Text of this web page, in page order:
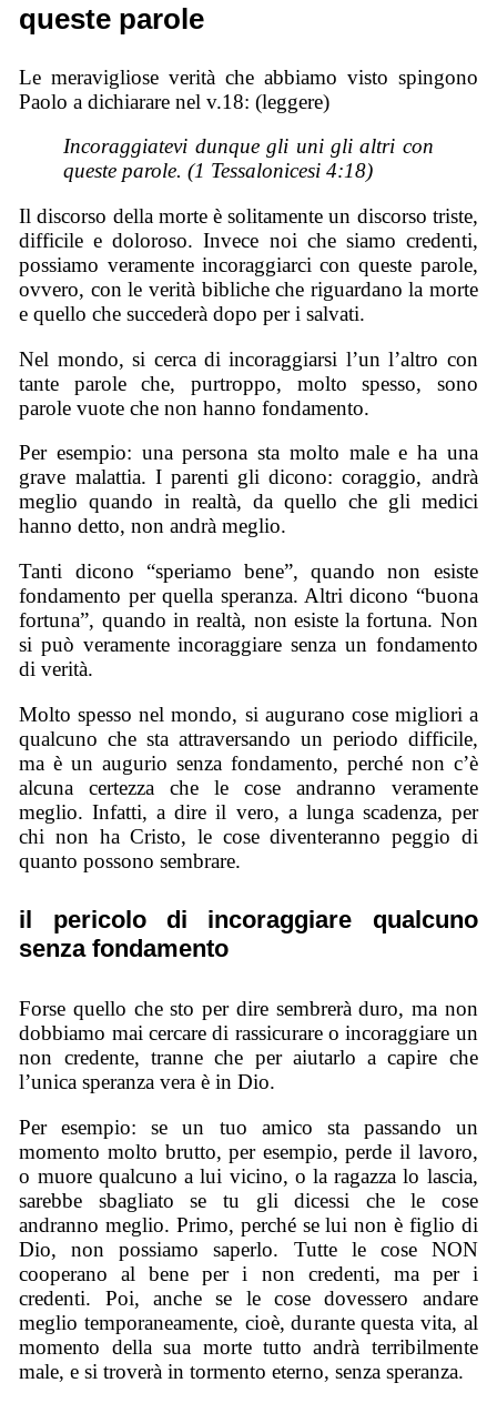
queste parole
Le meravigliose verità che abbiamo visto spingono
Paolo a dichiarare nel v.18: (leggere)
Incoraggiatevi dunque gli uni gli altri con
queste parole. (1 Tessalonicesi 4:18)
Il discorso della morte è solitamente un discorso triste,
difficile e doloroso. Invece noi che siamo credenti,
possiamo veramente incoraggiarci con queste parole,
ovvero, con le verità bibliche che riguardano la morte
e quello che succederà dopo per i salvati.
Nel mondo, si cerca di incoraggiarsi l’un l’altro con
tante parole che, purtroppo, molto spesso, sono
parole vuote che non hanno fondamento.
Per esempio: una persona sta molto male e ha una
grave malattia. I parenti gli dicono: coraggio, andrà
meglio quando in realtà, da quello che gli medici
hanno detto, non andrà meglio.
Tanti dicono “speriamo bene”, quando non esiste
fondamento per quella speranza. Altri dicono “buona
fortuna”, quando in realtà, non esiste la fortuna. Non
si può veramente incoraggiare senza un fondamento
di verità.
Molto spesso nel mondo, si augurano cose migliori a
qualcuno che sta attraversando un periodo difficile,
ma è un augurio senza fondamento, perché non c’è
alcuna certezza che le cose andranno veramente
meglio. Infatti, a dire il vero, a lunga scadenza, per
chi non ha Cristo, le cose diventeranno peggio di
quanto possono sembrare.
il pericolo di incoraggiare qualcuno
senza fondamento
Forse quello che sto per dire sembrerà duro, ma non
dobbiamo mai cercare di rassicurare o incoraggiare un
non credente, tranne che per aiutarlo a capire che
l’unica speranza vera è in Dio.
Per esempio: se un tuo amico sta passando un
momento molto brutto, per esempio, perde il lavoro,
o muore qualcuno a lui vicino, o la ragazza lo lascia,
sarebbe sbagliato se tu gli dicessi che le cose
andranno meglio. Primo, perché se lui non è figlio di
Dio, non possiamo saperlo. Tutte le cose NON
cooperano al bene per i non credenti, ma per i
credenti. Poi, anche se le cose dovessero andare
meglio temporaneamente, cioè, durante questa vita, al
momento della sua morte tutto andrà terribilmente
male, e si troverà in tormento eterno, senza speranza.